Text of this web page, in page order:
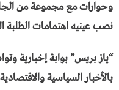
وحوارات مع مجموعة من
نصب عينيه اهتمامات الطلبة
“يـاز بريس” بوابة إخبارية
بالأخبار السياسية